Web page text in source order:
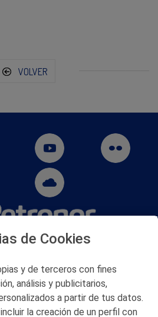
VOLVER
5-Edificio Muñatones,
Petronor S.A.
de Cookies
y de terceros con fines
análisis y publicitarios,
a partir de tus datos.
la creación de un perfil con